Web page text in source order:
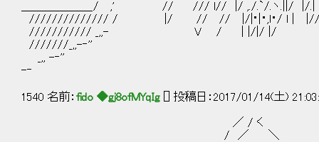
＿＿＿＿＿＿_/ ,' // /// l// |/ ,./.`/.ヽ.||/ |/.|
////////////// / |/ // // |/|･|・,l・/ l |
/////////// _,,- V / | |/|/ |/
///////_,,-‐''
_,, -‐''
-‐
1540 名前： fido ◆gj8ofMYqIg [] 投稿日：2017/01/14(土)
／ / く
/ ／ ＼